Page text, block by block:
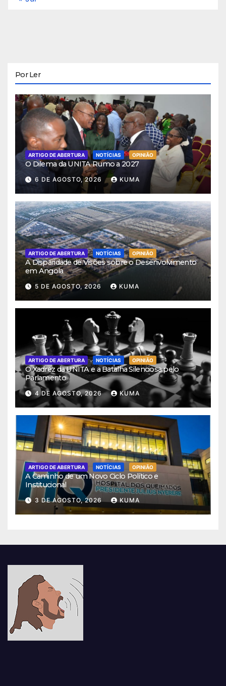
Por Ler
ARTIGO DE ABERTURA NOTÍCIAS OPINIÃO
O Dilema da UNITA Rumo a 2027
6 DE AGOSTO, 2026 KUMA
ARTIGO DE ABERTURA NOTÍCIAS OPINIÃO
A Disparidade de Visões sobre o Desenvolvimento
em Angola
5 DE AGOSTO, 2026 KUMA
ARTIGO DE ABERTURA NOTÍCIAS OPINIÃO
O Xadrez da UNITA e a Batalha Silenciosa pelo
Parlamento
4 DE AGOSTO, 2026 KUMA
ARTIGO DE ABERTURA NOTÍCIAS OPINIÃO
A Caminho de um Novo Ciclo Político e
Institucional
3 DE AGOSTO, 2026 KUMA